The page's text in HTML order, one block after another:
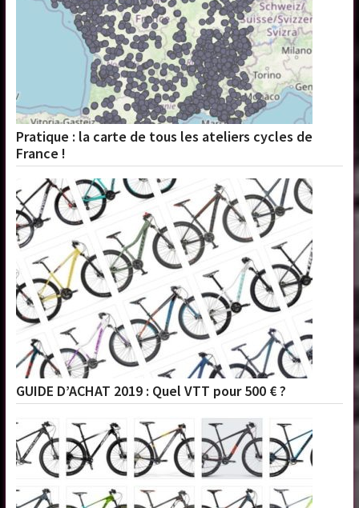
Pratique : la carte de tous les ateliers cycles de
France !
GUIDE D’ACHAT 2019 : Quel VTT pour 500 € ?